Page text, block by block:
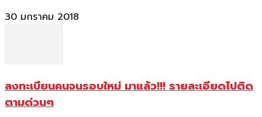
30 มกราคม 2018
ลงทะเบียนคนจนรอบใหม่ มาแล้ว!!! รายละเอียดไปติด
ตามด่วนๆ